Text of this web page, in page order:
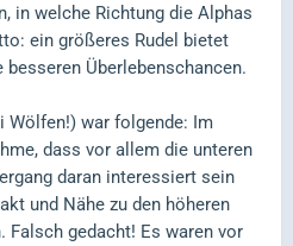
in welche Richtung die Alphas
ein größeres Rudel bietet
Überlebenschancen.
Wölfen!) war folgende: Im
dass vor allem die unteren
daran interessiert sein
und Nähe zu den höheren
Falsch gedacht! Es waren vor